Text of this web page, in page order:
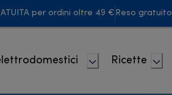
per ordini oltre 49 € Reso gratuito
Ricette